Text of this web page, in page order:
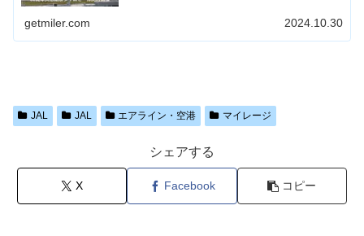
getmiler.com 2024.10.30
JAL JAL エアライン・空港 マイレージ
シェアする
X Facebook コピー